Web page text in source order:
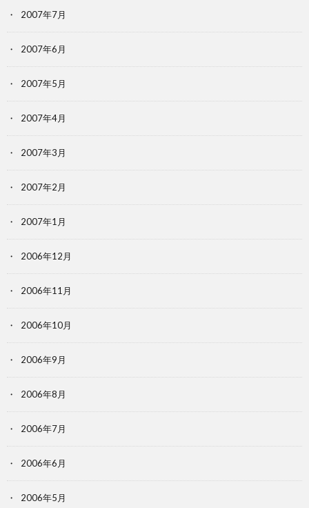
2007年7月
2007年6月
2007年5月
2007年4月
2007年3月
2007年2月
2007年1月
2006年12月
2006年11月
2006年10月
2006年9月
2006年8月
2006年7月
2006年6月
2006年5月